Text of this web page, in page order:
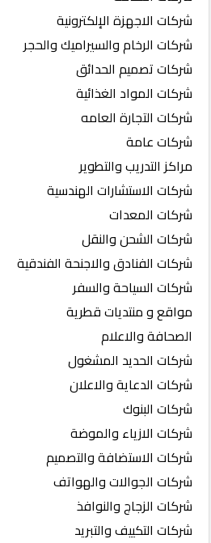
شركات الاجهزة الإلكترونية
شركات الرخام والسيراميك والحجر
شركات تصميم الحدائق
شركات المواد الغذائية
شركات التجارة العامه
شركات عامة
مراكز التدريب والتطوير
شركات الاستشارات الهندسية
شركات المعدات
شركات الشحن والنقل
شركات الفنادق والاجنحة الفندقية
شركات السياحة والسفر
مواقع و منتديات قطرية
الصحافة والاعلام
شركات الحديد المشغول
شركات الدعاية والاعلان
شركات البنوك
شركات الازياء والموضة
شركات الاستضافة والتصميم
شركات الجوالات والهواتف
شركات الزجاج والنوافذ
شركات التكييف والتبريد